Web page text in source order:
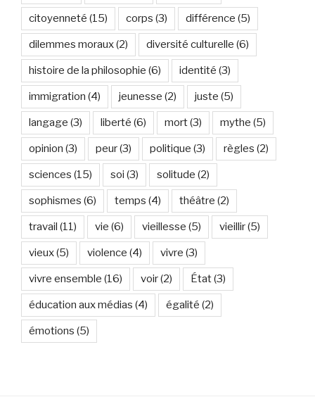
citoyenneté (15) corps (3) différence (5)
dilemmes moraux(2) diversité culturelle (6)
histoire de la philosophie (6) identité (3)
immigration (4) jeunesse (2) juste (5)
langage (3) liberté (6) mort(3) mythe (5)
opinion (3) peur(3) politique (3) règles (2)
sciences (15) soi (3) solitude (2)
sophismes (6) temps (4) théâtre (2)
travail (11) vie (6) vieillesse (5) vieillir(5)
vieux(5) violence (4) vivre (3)
vivre ensemble (16) voir(2) État(3)
éducation aux médias (4) égalité (2)
émotions (5)